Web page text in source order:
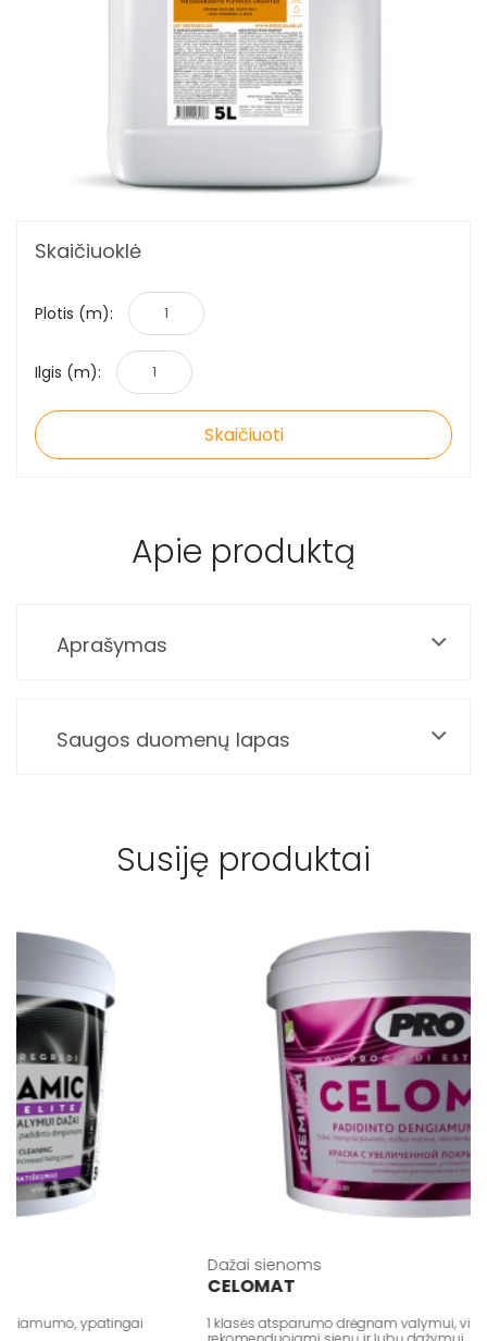
Pristatymo taisyklės
Pirkimo taisyklės
Skaičiuoklė
Plotis (m):
Ilgis (m):
Skaičiuoti
Apie produktą
Aprašymas
Saugos duomenų lapas
Susiję produktai
ypatingai
Dažai sienoms
CELOMAT
1 klasės atsparumo drėgnam valymui,